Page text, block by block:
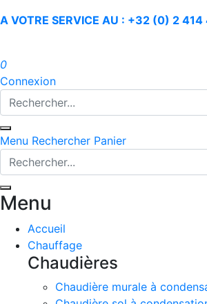
A VOTRE SERVICE AU : +32 (0) 2
0
Connexion
Menu Rechercher Panier
Menu
Accueil
Chauffage
Chaudières
Chaudière murale à